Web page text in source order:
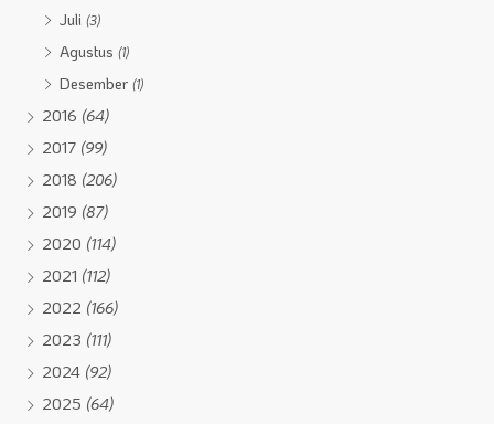
Juli(3)
Agustus(1)
Desember(1)
2016 (64)
2017 (99)
2018 (206)
2019 (87)
2020 (114)
2021 (112)
2022 (166)
2023 (111)
2024 (92)
2025 (64)